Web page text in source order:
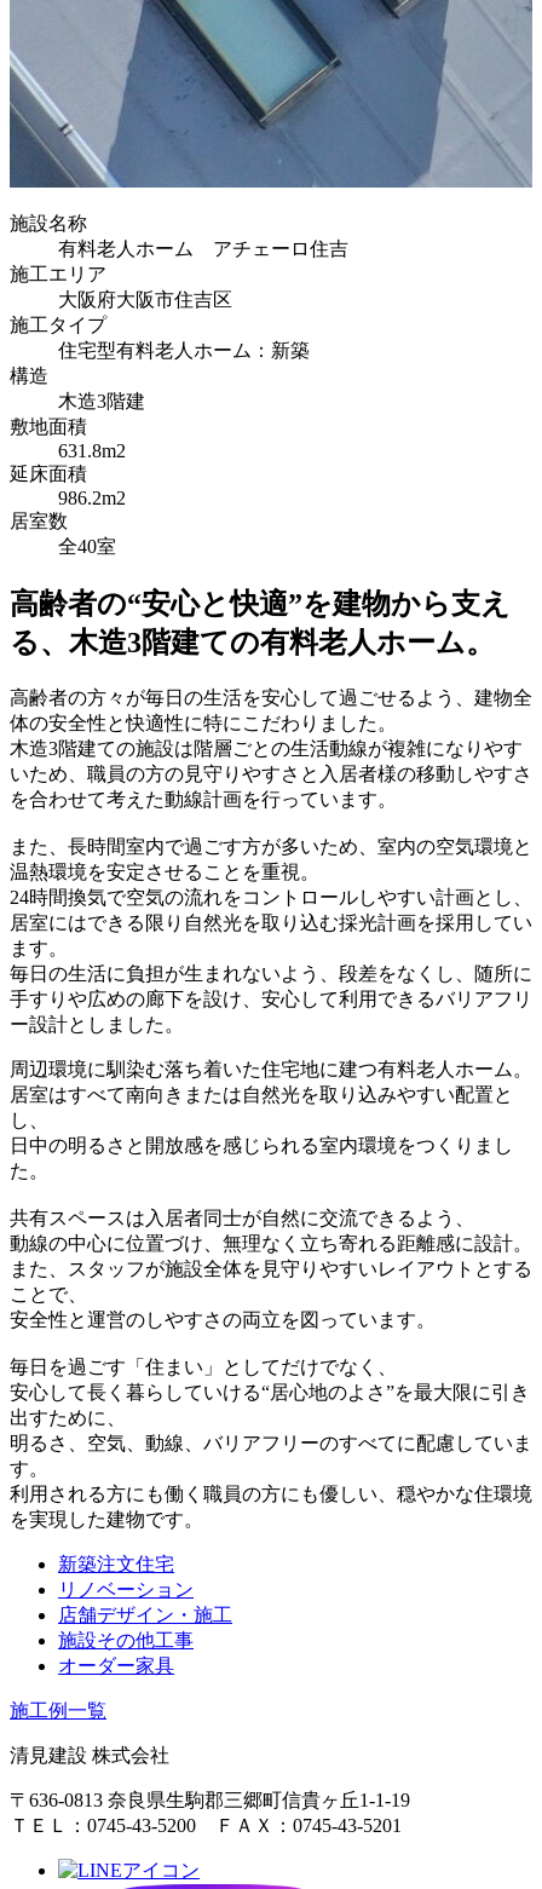
施設名称
有料老人ホーム アチェーロ住吉
施工エリア
大阪府大阪市住吉区
施工タイプ
住宅型有料老人ホーム：新築
構造
木造3階建
敷地面積
631.8m2
延床面積
986.2m2
居室数
全40室
高齢者の“安心と快適”を建物から支え
る、木造3階建ての有料老人ホーム。
高齢者の方々が毎日の生活を安心して過ごせるよう、建物全
体の安全性と快適性に特にこだわりました。
木造3階建ての施設は階層ごとの生活動線が複雑になりやす
いため、職員の方の見守りやすさと入居者様の移動しやすさ
を合わせて考えた動線計画を行っています。
また、長時間室内で過ごす方が多いため、室内の空気環境と
温熱環境を安定させることを重視。
24時間換気で空気の流れをコントロールしやすい計画とし、
居室にはできる限り自然光を取り込む採光計画を採用してい
ます。
毎日の生活に負担が生まれないよう、段差をなくし、随所に
手すりや広めの廊下を設け、安心して利用できるバリアフリ
ー設計としました。
周辺環境に馴染む落ち着いた住宅地に建つ有料老人ホーム。
居室はすべて南向きまたは自然光を取り込みやすい配置と
し、
日中の明るさと開放感を感じられる室内環境をつくりまし
た。
共有スペースは入居者同士が自然に交流できるよう、
動線の中心に位置づけ、無理なく立ち寄れる距離感に設計。
また、スタッフが施設全体を見守りやすいレイアウトとする
ことで、
安全性と運営のしやすさの両立を図っています。
毎日を過ごす「住まい」としてだけでなく、
安心して長く暮らしていける“居心地のよさ”を最大限に引き
出すために、
明るさ、空気、動線、バリアフリーのすべてに配慮していま
す。
利用される方にも働く職員の方にも優しい、穏やかな住環境
を実現した建物です。
新築注文住宅
リノベーション
店舗デザイン・施工
施設その他工事
オーダー家具
施工例一覧
清見建設 株式会社
〒636-0813 奈良県生駒郡三郷町信貴ヶ丘1-1-19
ＴＥＬ：0745-43-5200
ＦＡＸ：0745-43-5201